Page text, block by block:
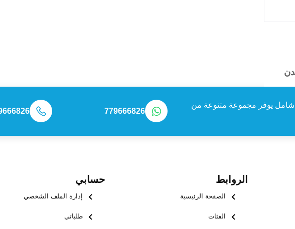
يوفر مجموعة متنوعة من
779666826
الروابط
الصفحة الرئيسية
الفئات
حسابي
إدارة الملف الشخصي
طلباتي